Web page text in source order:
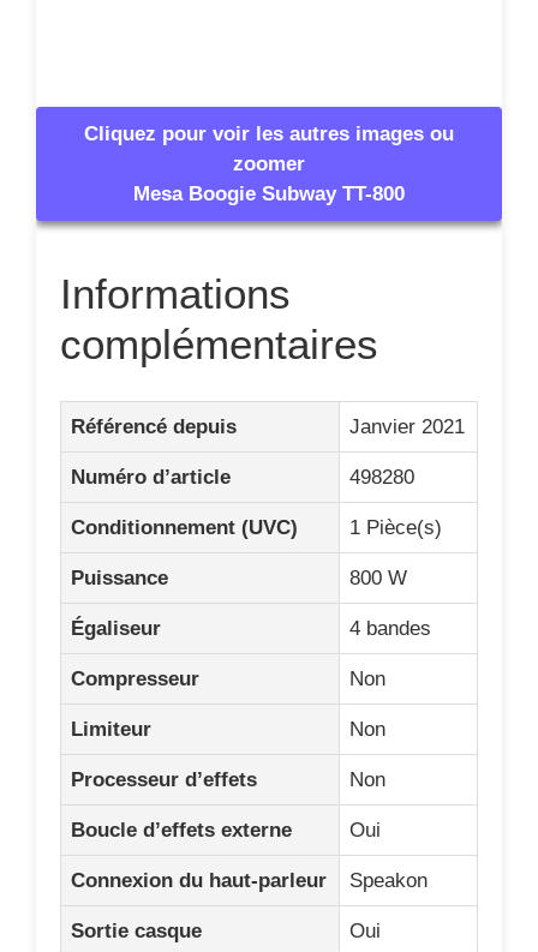
Cliquez pour voir les autres images ou
zoomer
Mesa Boogie Subway TT-800
Informations
complémentaires
Référencé depuis Janvier 2021
Numéro d’article 498280
Conditionnement (UVC) 1 Pièce(s)
Puissance 800 W
Égaliseur 4 bandes
Compresseur Non
Limiteur Non
Processeur d’effets Non
Boucle d’effets externe Oui
Connexion du haut-parleur Speakon
Sortie casque Oui